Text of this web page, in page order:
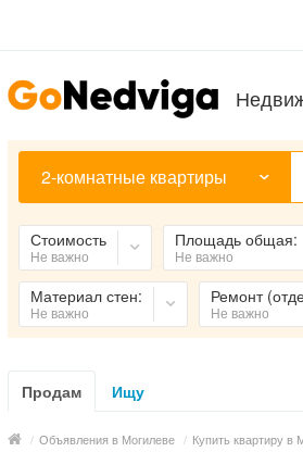
2-комнатные квартиры
Стоимость
Не важно
Площадь общая:
Не важно
Материал стен:
Не важно
Ремонт
Не важно
Продам Ищу
/ Объявления в Могилеве / Купить квартиру в